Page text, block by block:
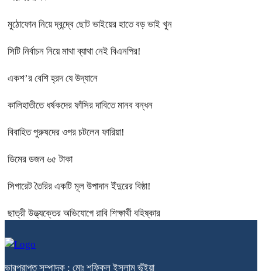
মুঠোফোন নিয়ে দ্বন্দ্বে ছোট ভাইয়ের হাতে বড় ভাই খুন
সিটি নির্বাচন নিয়ে মাথা ব্যাথা নেই বিএনপির!
একশ’র বেশি হ্রদ যে উদ্যানে
কালিহাতীতে ধর্ষকদের ফাঁসির দাবিতে মানব বন্ধন
বিবাহিত পুরুষদের ওপর চটলেন ফারিয়া!
ডিমের ডজন ৬৫ টাকা
সিগারেট তৈরির একটি মূল উপাদান ইঁদুরের বিষ্ঠা!
ছাত্রী উত্ত্যক্তের অভিযোগে রাবি শিক্ষার্থী বহিষ্কার
ভারপ্রাপ্ত সম্পাদক : মোঃ শফিকুল ইসলাম ভূঁইয়া